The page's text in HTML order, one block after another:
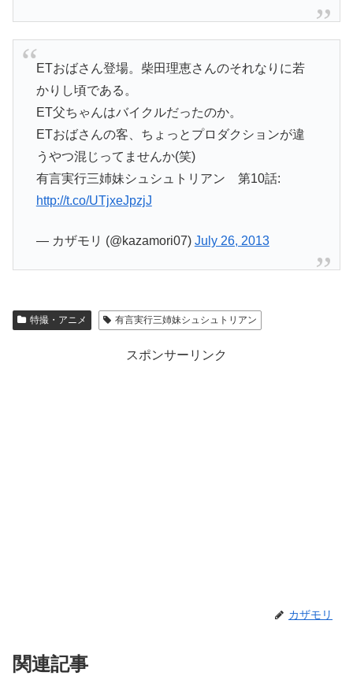
ETおばさん登場。柴田理恵さんのそれなりに若
かりし頃である。
ET父ちゃんはバイクルだったのか。
ETおばさんの客、ちょっとプロダクションが違
うやつ混じってませんか(笑)
有言実行三姉妹シュシュトリアン 第10話:
http://t.co/UTjxeJpzjJ
— カザモリ (@kazamori07) July 26, 2013
特撮・アニメ 有言実行三姉妹シュシュトリアン
スポンサーリンク
カザモリ
関連記事